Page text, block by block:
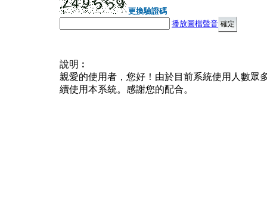
更換驗證碼
播放圖檔聲音
說明︰
親愛的使用者，您好！由於目前系統使用人數眾
續使用本系統。感謝您的配合。